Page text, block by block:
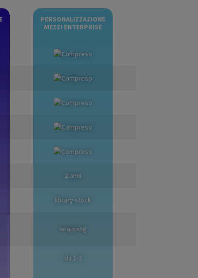
PERSONALIZZAZIONE
MEZZI ENTERPRISE
2 anni
library stock
wrapping
da 1-2